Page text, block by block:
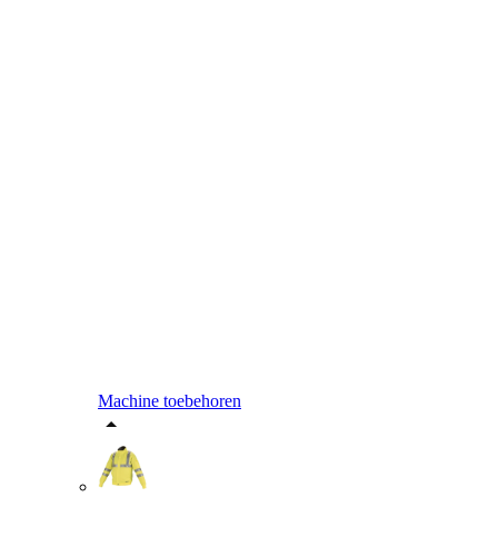
Machine toebehoren